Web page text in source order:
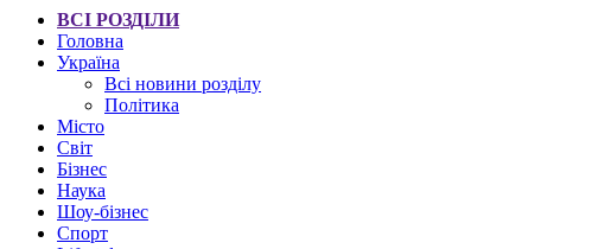
ВСІ РОЗДІЛИ
Головна
Україна
Всі новини розділу
Політика
Місто
Світ
Бізнес
Наука
Шоу-бізнес
Спорт